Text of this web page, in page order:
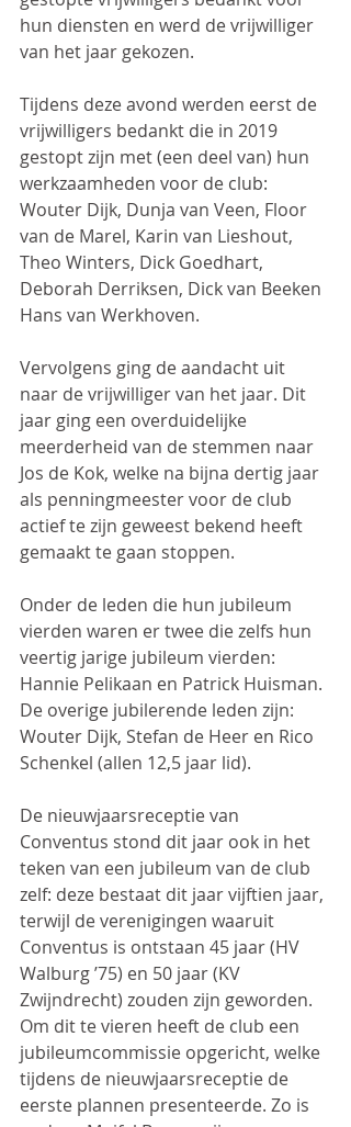
hun diensten en werd de vrijwilliger
van het jaar gekozen.
Tijdens deze avond werden eerst de
vrijwilligers bedankt die in 2019
gestopt zijn met (een deel van) hun
werkzaamheden voor de club:
Wouter Dijk, Dunja van Veen, Floor
van de Marel, Karin van Lieshout,
Theo Winters, Dick Goedhart,
Deborah Derriksen, Dick van Beeken
Hans van Werkhoven.
Vervolgens ging de aandacht uit
naar de vrijwilliger van het jaar. Dit
jaar ging een overduidelijke
meerderheid van de stemmen naar
Jos de Kok, welke na bijna dertig jaar
als penningmeester voor de club
actief te zijn geweest bekend heeft
gemaakt te gaan stoppen.
Onder de leden die hun jubileum
vierden waren er twee die zelfs hun
veertig jarige jubileum vierden:
Hannie Pelikaan en Patrick Huisman.
De overige jubilerende leden zijn:
Wouter Dijk, Stefan de Heer en Rico
Schenkel (allen 12,5 jaar lid).
De nieuwjaarsreceptie van
Conventus stond dit jaar ook in het
teken van een jubileum van de club
zelf: deze bestaat dit jaar vijftien jaar,
terwijl de verenigingen waaruit
Conventus is ontstaan 45 jaar (HV
Walburg ’75) en 50 jaar (KV
Zwijndrecht) zouden zijn geworden.
Om dit te vieren heeft de club een
jubileumcommissie opgericht, welke
tijdens de nieuwjaarsreceptie de
eerste plannen presenteerde. Zo is